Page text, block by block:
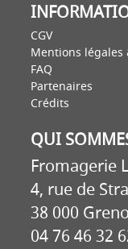
CGV
Mentions légales
FAQ
Partenaires
Crédits
QUI
Fromagerie
4, rue de
38 000
04 76 46 32